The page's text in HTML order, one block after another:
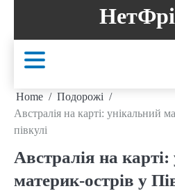
content
Home
Подорожі
Австралія на карті: унікальний
півкулі
Австралія на
материк-острів у